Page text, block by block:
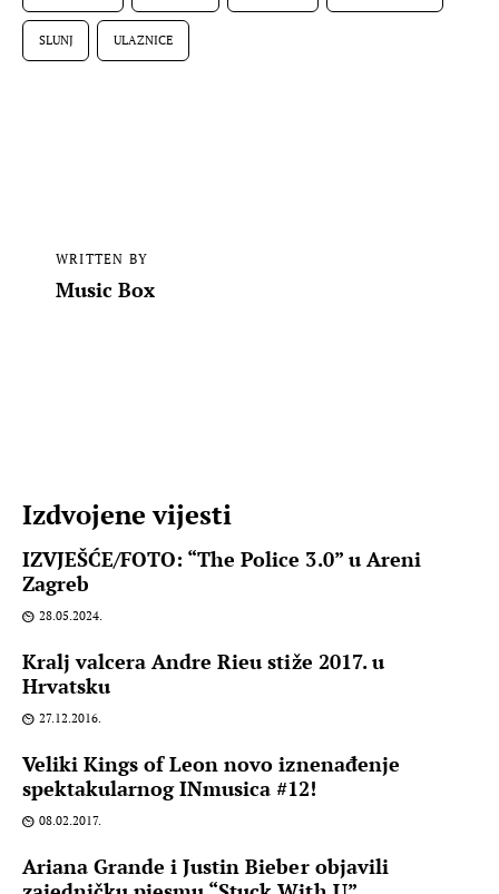
SLUNJ ULAZNICE
WRITTEN BY
Music Box
Izdvojene vijesti
IZVJEŠĆE/FOTO: “The Police 3.0” u Areni
Zagreb
28.05.2024.
Kralj valcera Andre Rieu stiže 2017. u
Hrvatsku
27.12.2016.
Veliki Kings of Leon novo iznenađenje
spektakularnog INmusica #12!
08.02.2017.
Ariana Grande i Justin Bieber objavili